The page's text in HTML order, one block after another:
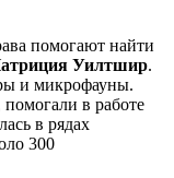
помогают найти
Уилтшир.
и микрофауны.
в работе
в рядах
300